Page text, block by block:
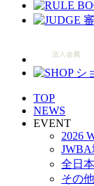
TOP
NEWS
EVENT
2026
全日
その